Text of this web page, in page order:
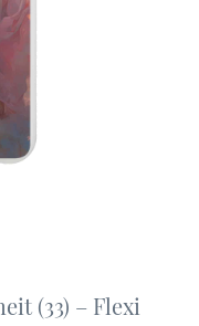
(33) – Flexi